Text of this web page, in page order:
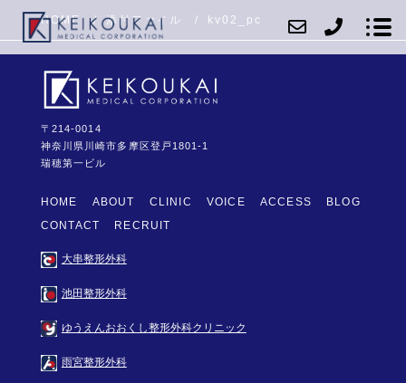
VOICE
CONTACT
HOME 添付ファイル kv02_pc
〒214-0014
神奈川県川崎市多摩区登戸1801-1
瑞穂第一ビル
HOME ABOUT CLINIC VOICE ACCESS
BLOG
CONTACT
RECRUIT
大串整形外科
池田整形外科
ゆうえんおおくし整形外科クリニック
雨宮整形外科